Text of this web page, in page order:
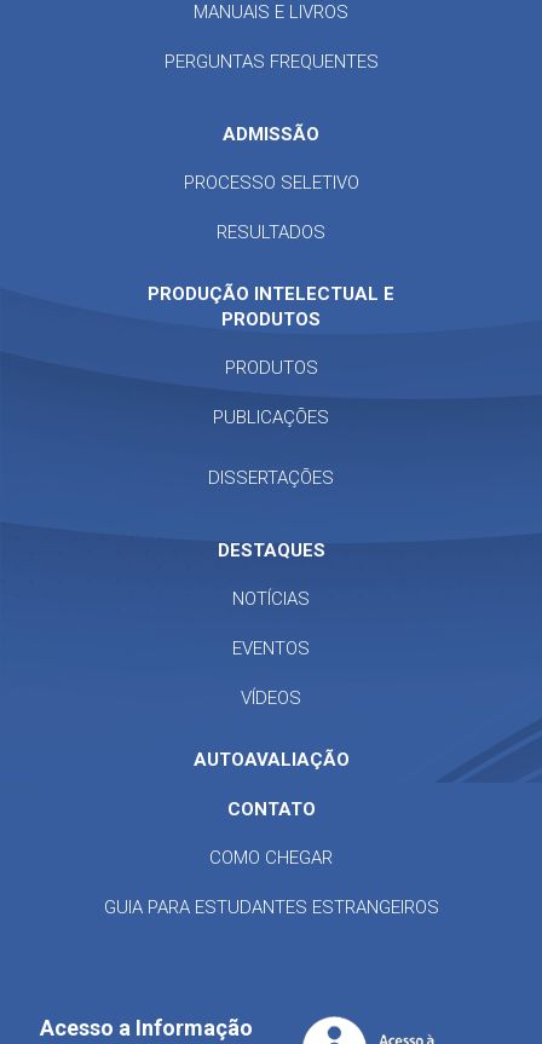
MANUAIS E LIVROS
PERGUNTAS FREQUENTES
ADMISSÃO
PROCESSO SELETIVO
RESULTADOS
PRODUÇÃO INTELECTUAL E
PRODUTOS
PRODUTOS
PUBLICAÇÕES
DISSERTAÇÕES
DESTAQUES
NOTÍCIAS
EVENTOS
VÍDEOS
AUTOAVALIAÇÃO
CONTATO
COMO CHEGAR
GUIA PARA ESTUDANTES ESTRANGEIROS
Acesso a Informação